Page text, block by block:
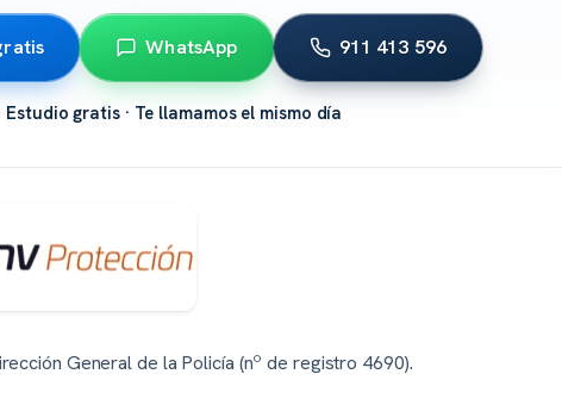
WhatsApp 911 413 596
gratis · Te llamamos el mismo día
General de la Policía (nº de registro 4690).